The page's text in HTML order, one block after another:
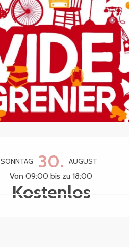
SONNTAG 30. AUGUST
Von 09:00 bis zu 18:00
Kostenlos